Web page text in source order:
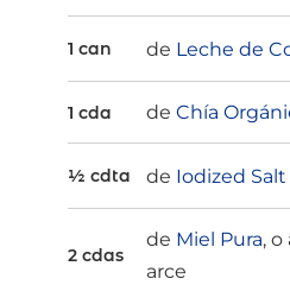
1 can de Leche de
1 cda de Chía
½ cdta de Iodized Salt
2 cdas
de Miel Pura,
arce